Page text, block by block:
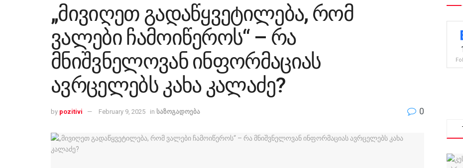
„მივიღეთ გადაწყვეტილება, რომ
ვალები ჩამოიწეროს“ – რა
მნიშვნელოვან ინფორმაციას
ავრცელებს კახა კალაძე?
by pozitivi February 9, 2025 in საზოგადოება 0